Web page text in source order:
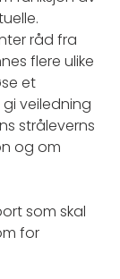
råd fra
flere ulike
et
veiledning
stråleverns
og om
som skal
for